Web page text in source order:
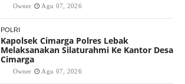
Owner Agu 07, 2026
POLRI
Kapolsek Cimarga Polres Lebak
Melaksanakan Silaturahmi Ke Kantor Desa
Cimarga
Owner Agu 07, 2026